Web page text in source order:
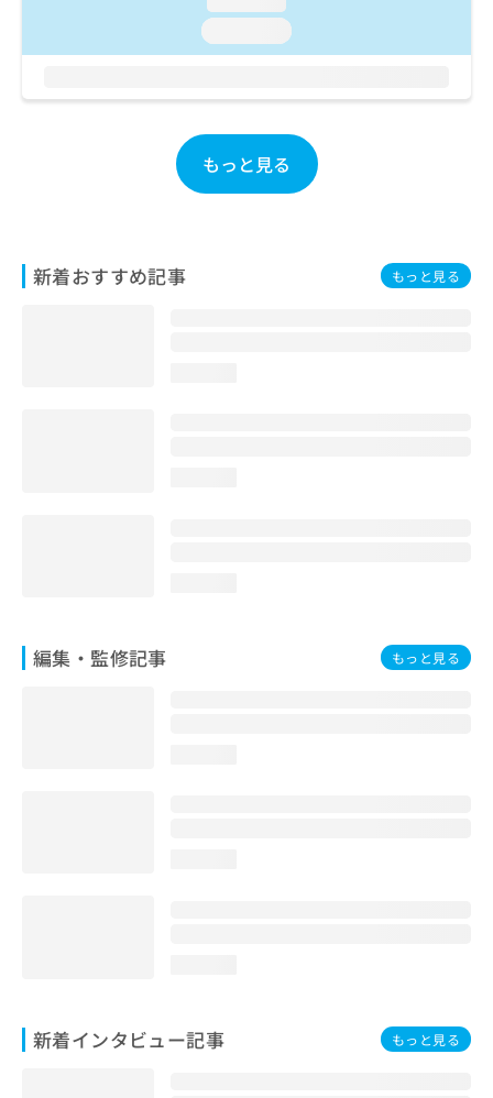
もっと見る
新着おすすめ記事 もっと見る
編集・監修記事 もっと見る
新着インタビュー記事 もっと見る
い
わ